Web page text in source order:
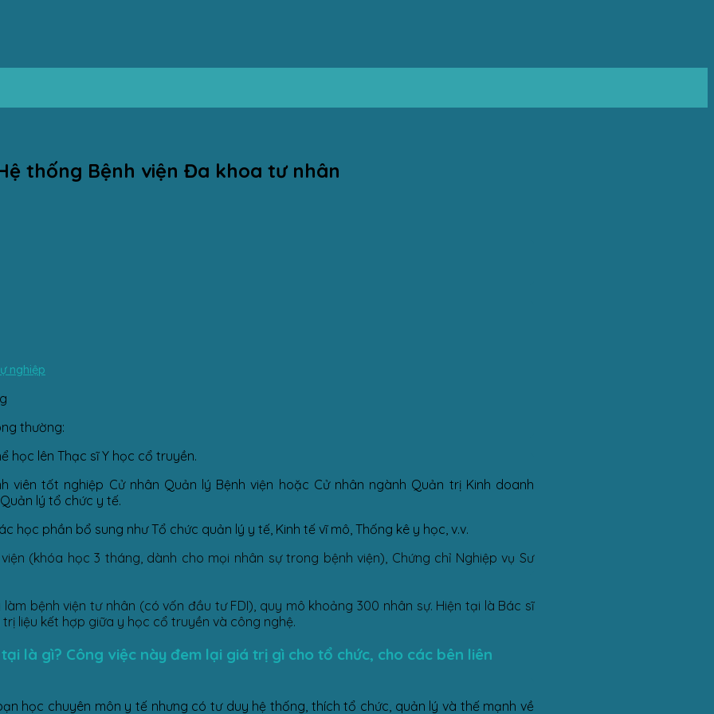
nghiệp
thống Bệnh viện Đa khoa tư nhân
thường:
học lên Thạc sĩ Y học cổ truyền.
viên tốt nghiệp Cử nhân Quản lý Bệnh viện hoặc Cử nhân ngành Quản trị Kinh doanh
lý tổ chức y tế.
học phần bổ sung như Tổ chức quản lý y tế, Kinh tế vĩ mô, Thống kê y học, v.v.
(khóa học 3 tháng, dành cho mọi nhân sự trong bệnh viện), Chứng chỉ Nghiệp vụ Sư
bệnh viện tư nhân (có vốn đầu tư FDI), quy mô khoảng 300 nhân sự. Hiện tại là Bác sĩ
liệu kết hợp giữa y học cổ truyền và công nghệ.
là gì? Công việc này đem lại giá trị gì cho tổ chức, cho các bên liên
học chuyên môn y tế nhưng có tư duy hệ thống, thích tổ chức, quản lý và thế mạnh về